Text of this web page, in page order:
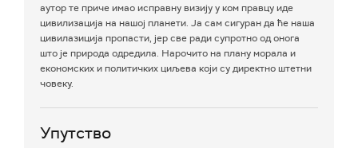
аутор те приче имао исправну визију у ком правцу иде
цивилизација на нашој планети. Ја сам сигуран да ће наша
цивилазиција пропасти, јер све ради супротно од онога
што је природа одредила. Нарочито на плану морала и
економских и политичких циљева који су директно штетни
човеку.
Упутство